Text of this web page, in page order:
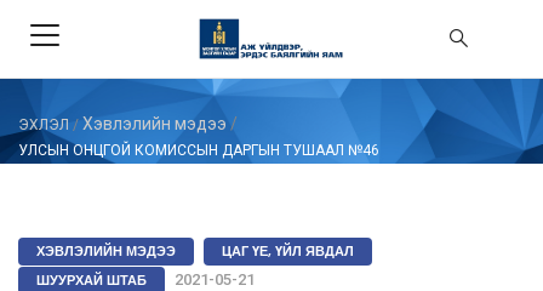
ЭХЛЭЛ / Хэвлэлийн мэдээ /
УЛСЫН ОНЦГОЙ КОМИССЫН ДАРГЫН ТУШААЛ №46
ХЭВЛЭЛИЙН МЭДЭЭ
ЦАГ ҮЕ, ҮЙЛ ЯВДАЛ
ШУУРХАЙ ШТАБ
2021-05-21